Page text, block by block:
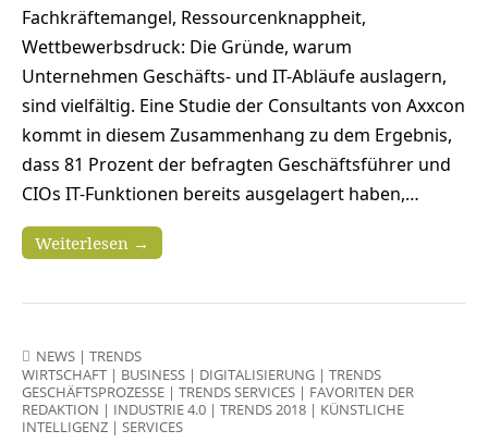
Fachkräftemangel, Ressourcenknappheit,
Wettbewerbsdruck: Die Gründe, warum
Unternehmen Geschäfts- und IT-Abläufe auslagern,
sind vielfältig. Eine Studie der Consultants von Axxcon
kommt in diesem Zusammenhang zu dem Ergebnis,
dass 81 Prozent der befragten Geschäftsführer und
CIOs IT-Funktionen bereits ausgelagert haben,…
Weiterlesen →
NEWS | TRENDS
WIRTSCHAFT | BUSINESS | DIGITALISIERUNG | TRENDS
GESCHÄFTSPROZESSE | TRENDS SERVICES | FAVORITEN DER
REDAKTION | INDUSTRIE 4.0 | TRENDS 2018 | KÜNSTLICHE
INTELLIGENZ | SERVICES